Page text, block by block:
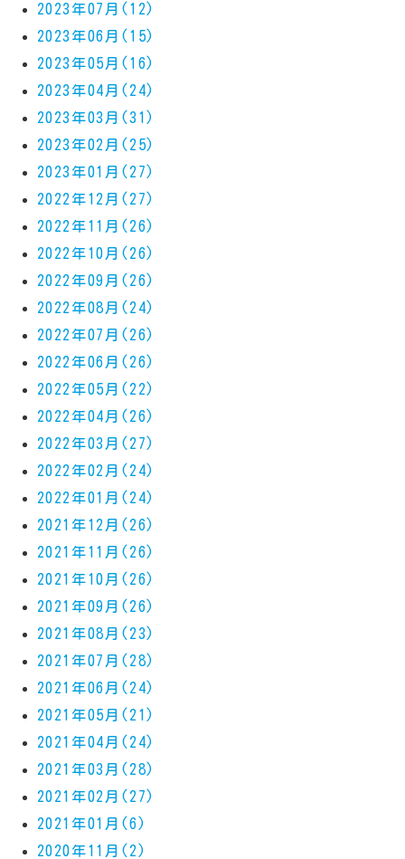
2023年07月(12)
2023年06月(15)
2023年05月(16)
2023年04月(24)
2023年03月(31)
2023年02月(25)
2023年01月(27)
2022年12月(27)
2022年11月(26)
2022年10月(26)
2022年09月(26)
2022年08月(24)
2022年07月(26)
2022年06月(26)
2022年05月(22)
2022年04月(26)
2022年03月(27)
2022年02月(24)
2022年01月(24)
2021年12月(26)
2021年11月(26)
2021年10月(26)
2021年09月(26)
2021年08月(23)
2021年07月(28)
2021年06月(24)
2021年05月(21)
2021年04月(24)
2021年03月(28)
2021年02月(27)
2021年01月(6)
2020年11月(2)